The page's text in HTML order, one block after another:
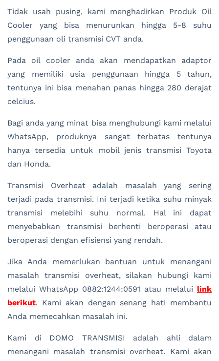
Tidak usah pusing, kami menghadirkan Produk Oil
Cooler yang bisa menurunkan hingga 5-8 suhu
penggunaan oli transmisi CVT anda.
Pada oil cooler anda akan mendapatkan adaptor
yang memiliki usia penggunaan hingga 5 tahun,
tentunya ini bisa menahan panas hingga 280 derajat
celcius.
Bagi anda yang minat bisa menghubungi kami melalui
WhatsApp, produknya sangat terbatas tentunya
hanya tersedia untuk mobil jenis transmisi Toyota
dan Honda.
Transmisi Overheat adalah masalah yang sering
terjadi pada transmisi. Ini terjadi ketika suhu minyak
transmisi melebihi suhu normal. Hal ini dapat
menyebabkan transmisi berhenti beroperasi atau
beroperasi dengan efisiensi yang rendah.
Jika Anda memerlukan bantuan untuk menangani
masalah transmisi overheat, silakan hubungi kami
melalui WhatsApp 0882:1244:0591 atau melalui link
berikut. Kami akan dengan senang hati membantu
Anda memecahkan masalah ini.
Kami di DOMO TRANSMISI adalah ahli dalam
menangani masalah transmisi overheat. Kami akan